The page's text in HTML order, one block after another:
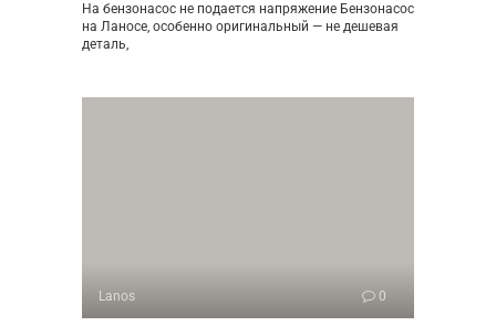
На бензонасос не подается напряжение Бензонасос
на Ланосе, особенно оригинальный — не дешевая
деталь,
Lanos 0